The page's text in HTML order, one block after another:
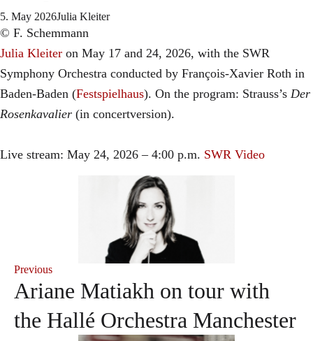
5. May 2026Julia Kleiter
© F. Schemmann
Julia Kleiter on May 17 and 24, 2026, with the SWR
Symphony Orchestra conducted by François-Xavier Roth in
Baden-Baden (Festspielhaus). On the program: Strauss’s Der
Rosenkavalier (in concertversion).
Live stream: May 24, 2026 – 4:00 p.m. SWR Video
Previous
Ariane Matiakh on tour with
the Hallé Orchestra Manchester